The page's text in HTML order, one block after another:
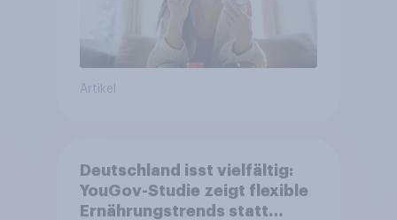
Artikel
Deutschland isst vielfältig:
YouGov-Studie zeigt flexible
Ernährungstrends statt